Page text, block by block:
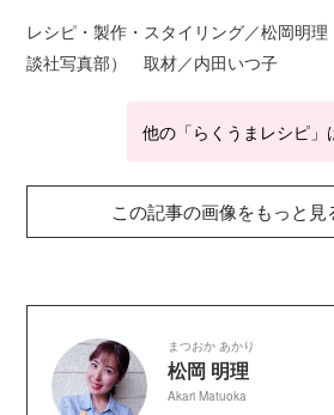
レシピ・製作・スタイリング／松岡明
談社写真部） 取材／内田いつ子
他の「らくうまレシピ」
この記事の画像をもっと見
まつおか あかり
松岡 明理
Akari Matuoka